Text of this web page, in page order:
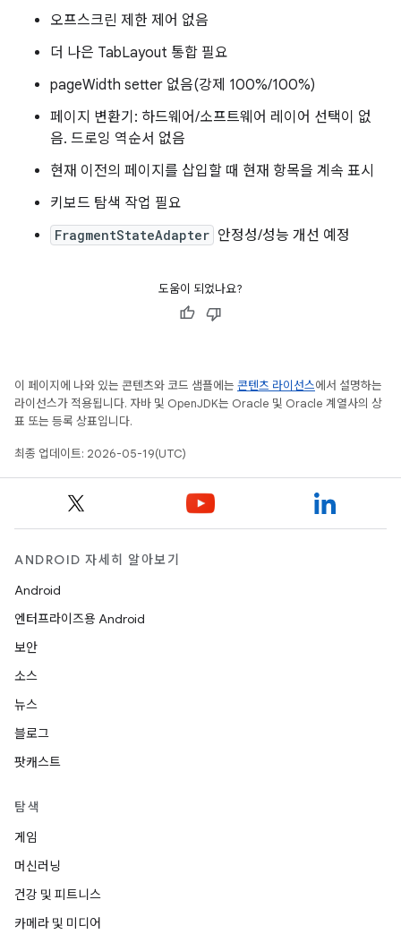
오프스크린 제한 제어 없음
더 나은 TabLayout 통합 필요
pageWidth setter 없음(강제 100%/100%)
페이지 변환기: 하드웨어/소프트웨어 레이어 선택이 없
음. 드로잉 역순서 없음
현재 이전의 페이지를 삽입할 때 현재 항목을 계속 표시
키보드 탐색 작업 필요
FragmentStateAdapter 안정성/성능 개선 예정
도움이 되었나요?
이 페이지에 나와 있는 콘텐츠와 코드 샘플에는 콘텐츠 라이선스에서 설명하는
라이선스가 적용됩니다. 자바 및 OpenJDK는 Oracle 및 Oracle 계열사의 상
표 또는 등록 상표입니다.
최종 업데이트: 2026-05-19(UTC)
ANDROID 자세히 알아보기
Android
엔터프라이즈용 Android
보안
소스
뉴스
블로그
팟캐스트
탐색
게임
머신러닝
건강 및 피트니스
카메라 및 미디어